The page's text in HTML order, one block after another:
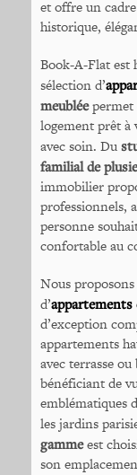
et offre un
historique,
Book-A-Flat est
sélection d’
meubléepermet
logement prêt à
avec soin. Du
familial de
immobilier
professionnels,
personne
confortable au
Nous
d’appartements
d’exception
appartements
avec terrasse
bénéficiant de
emblématiques
les jardins
gammeest
son